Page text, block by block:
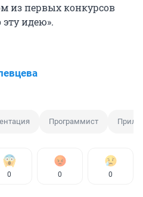
из первых конкурсов
идею».
Программист
0 0 0